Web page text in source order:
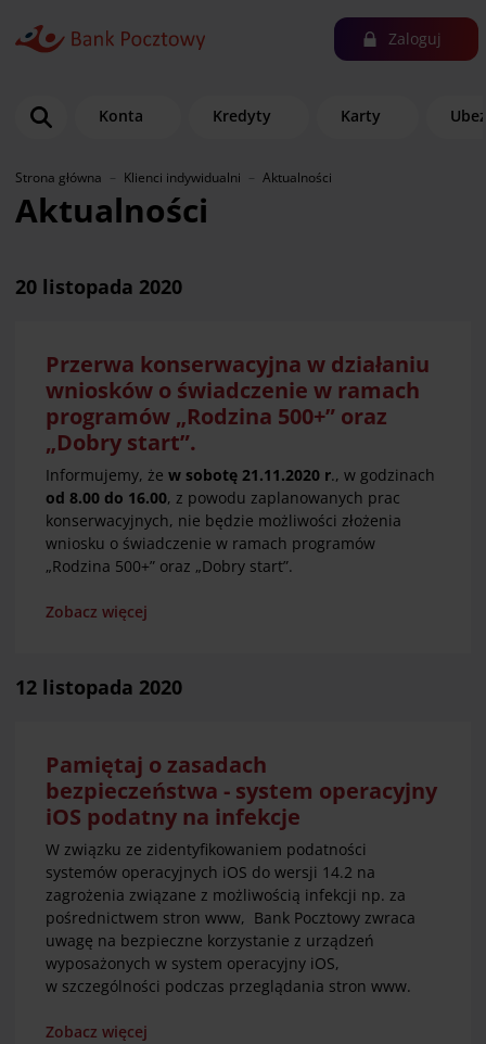
Zaloguj
Konta Kredyty Karty
Strona główna Klienci indywidualni Aktualności
Aktualności
20 listopada 2020
Przerwa konserwacyjna w działaniu
wniosków o świadczenie w ramach
programów „Rodzina 500+” oraz
„Dobry start”.
Informujemy, że w sobotę 21.11.2020 r., w godzinach
od 8.00 do 16.00, z powodu zaplanowanych prac
konserwacyjnych, nie będzie możliwości złożenia
wniosku o świadczenie w ramach programów
„Rodzina 500+” oraz „Dobry start”.
Zobacz więcej
12 listopada 2020
Pamiętaj o zasadach
bezpieczeństwa - system operacyjny
iOS podatny na infekcje
W związku ze zidentyfikowaniem podatności
systemów operacyjnych iOS do wersji 14.2 na
zagrożenia związane z możliwością infekcji np. za
pośrednictwem stron www, Bank Pocztowy zwraca
uwagę na bezpieczne korzystanie z urządzeń
wyposażonych w system operacyjny iOS,
w szczególności podczas przeglądania stron www.
Zobacz więcej